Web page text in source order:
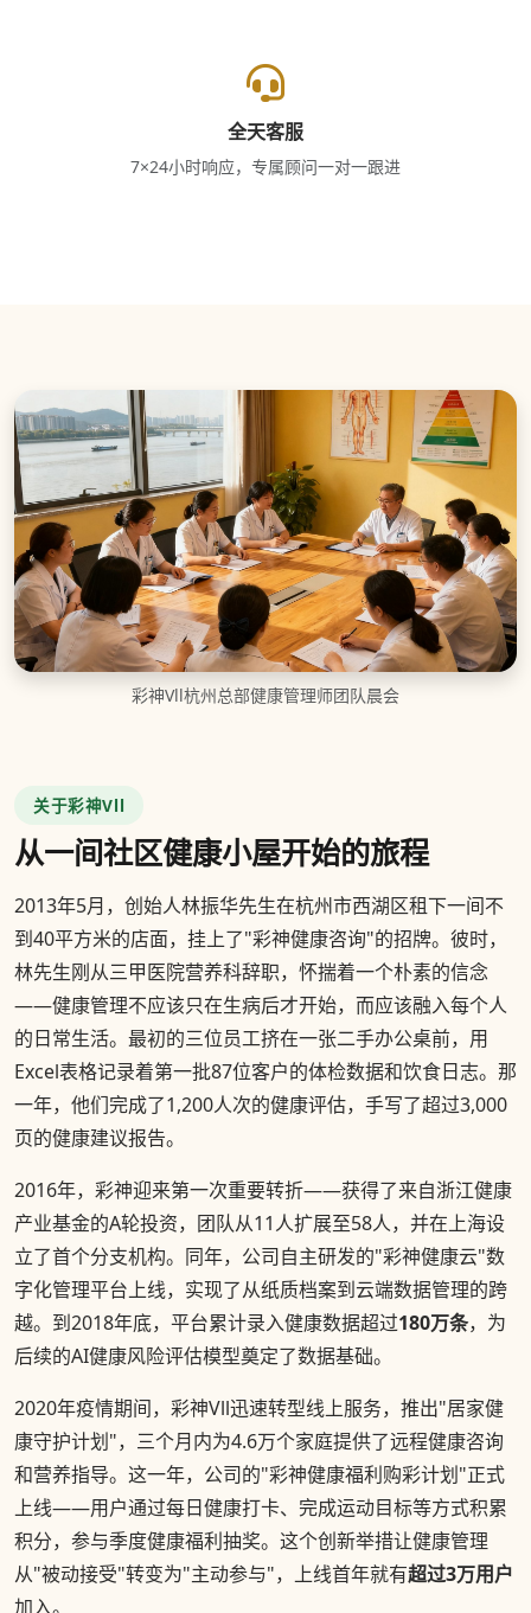
全天客服
7×24小时响应，专属顾问一对一跟进
彩神Vll杭州总部健康管理师团队晨会
关于彩神Vll
从一间社区健康小屋开始的旅程
2013年5月，创始人林振华先生在杭州市西湖区租下一间不
到40平方米的店面，挂上了"彩神健康咨询"的招牌。彼时，
林先生刚从三甲医院营养科辞职，怀揣着一个朴素的信念
——健康管理不应该只在生病后才开始，而应该融入每个人
的日常生活。最初的三位员工挤在一张二手办公桌前，用
Excel表格记录着第一批87位客户的体检数据和饮食日志。那
一年，他们完成了1,200人次的健康评估，手写了超过3,000
页的健康建议报告。
2016年，彩神迎来第一次重要转折——获得了来自浙江健康
产业基金的A轮投资，团队从11人扩展至58人，并在上海设
立了首个分支机构。同年，公司自主研发的"彩神健康云"数
字化管理平台上线，实现了从纸质档案到云端数据管理的跨
越。到2018年底，平台累计录入健康数据超过180万条，为
后续的AI健康风险评估模型奠定了数据基础。
2020年疫情期间，彩神Vll迅速转型线上服务，推出"居家健
康守护计划"，三个月内为4.6万个家庭提供了远程健康咨询
和营养指导。这一年，公司的"彩神健康福利购彩计划"正式
上线——用户通过每日健康打卡、完成运动目标等方式积累
积分，参与季度健康福利抽奖。这个创新举措让健康管理
从"被动接受"转变为"主动参与"，上线首年就有超过3万用户
加入。